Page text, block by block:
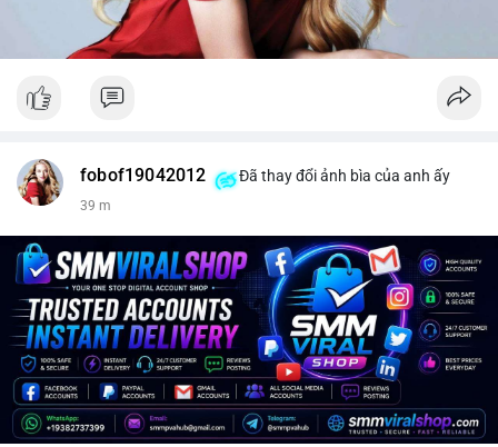
fobof19042012 Đã thay đổi ảnh bìa của anh ấy
39 m